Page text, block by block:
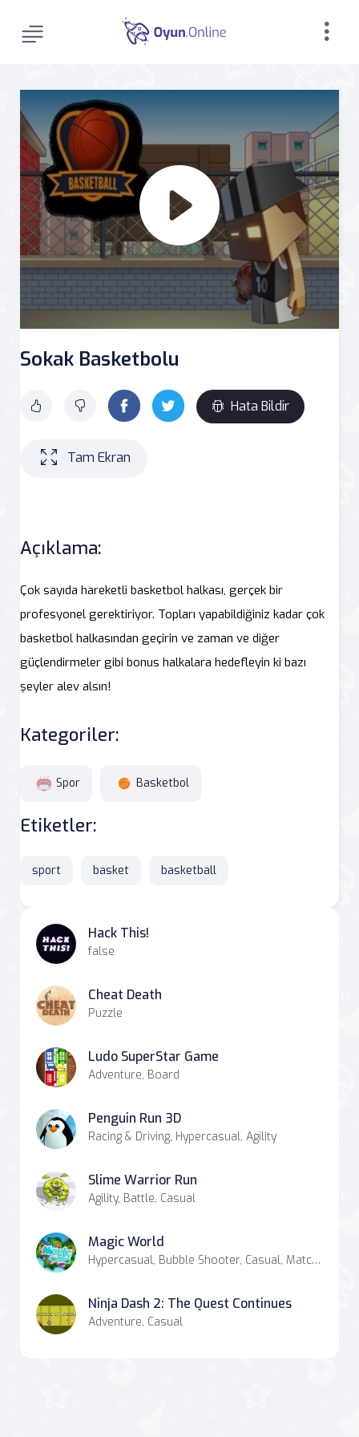
Sokak Basketbolu
Hata Bildir
Tam Ekran
Açıklama:
Çok sayıda hareketli basketbol halkası, gerçek bir
profesyonel gerektiriyor. Topları yapabildiğiniz kadar çok
basketbol halkasından geçirin ve zaman ve diğer
güçlendirmeler gibi bonus halkalara hedefleyin ki bazı
şeyler alev alsın!
Kategoriler:
Spor Basketbol
Etiketler:
sport basket basketball
Hack This!
false
Cheat Death
Puzzle
Ludo SuperStar Game
Adventure, Board
Penguin Run 3D
Racing & Driving, Hypercasual, Agility
Slime Warrior Run
Agility, Battle, Casual
Magic World
Hypercasual, Bubble Shooter, Casual, Match-3
Ninja Dash 2: The Quest Continues
Adventure, Casual